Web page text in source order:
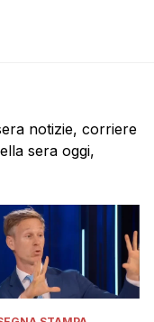
notizie, corriere
sera oggi,